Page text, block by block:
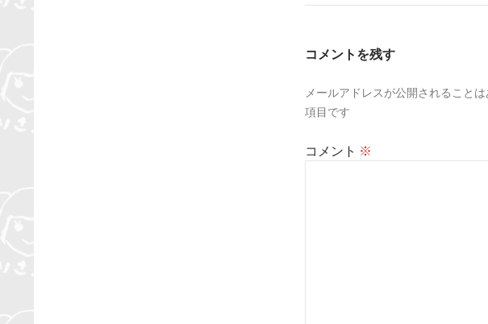
ゲ
ョ
コメントを残す
メールアドレスが公開されることは
項目です
コメント ※